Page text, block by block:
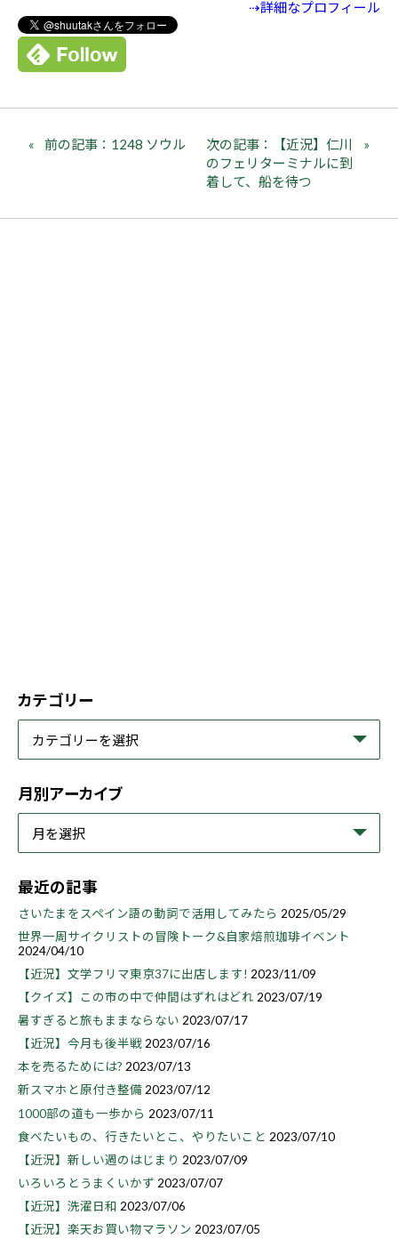
⇢詳細なプロフィール
前の記事：1248 ソウル
次の記事：【近況】仁川
のフェリターミナルに到
着して、船を待つ
カテゴリー
月別アーカイブ
最近の記事
さいたまをスペイン語の動詞で活用してみたら 2025/05/29
世界一周サイクリストの冒険トーク&自家焙煎珈琲イベント
2024/04/10
【近況】文学フリマ東京37に出店します! 2023/11/09
【クイズ】この市の中で仲間はずれはどれ 2023/07/19
暑すぎると旅もままならない 2023/07/17
【近況】今月も後半戦 2023/07/16
本を売るためには? 2023/07/13
新スマホと原付き整備2023/07/12
1000部の道も一歩から 2023/07/11
食べたいもの、行きたいとこ、やりたいこと 2023/07/10
【近況】新しい週のはじまり 2023/07/09
いろいろとうまくいかず 2023/07/07
【近況】洗濯日和 2023/07/06
【近況】楽天お買い物マラソン 2023/07/05